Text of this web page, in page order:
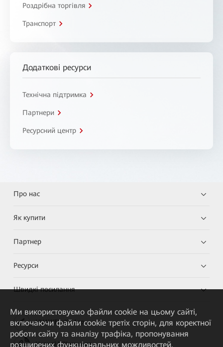
Роздрібна торгівля
Транспорт
Додаткові ресурси
Технічна підтримка
Партнери
Ресурсний центр
Про нас
Як купити
Партнер
Ресурси
Швидкі посилання
HUAWEI eKit App
Huawei HiKnow App
Ми використовуємо файли cookie на цьому сайті,
включаючи файли cookie третіх сторін, для коректної
роботи сайту та аналізу трафіка, пропонування
розширених функціональних можливостей,